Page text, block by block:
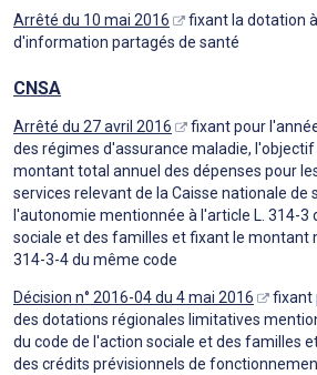
Arrêté du 10 mai 2016
fixant la dotation
d'information partagés de santé
CNSA
Arrêté du 27 avril 2016
fixant pour
des régimes d'assurance maladie,
montant total annuel des dépenses pour
services relevant de la Caisse nationale de
l'autonomie mentionnée à l'article L. 314-3
sociale et des familles et fixant le montant
314-3-4 du même code
Décision n° 2016-04 du 4 mai 2016
fixant
des dotations régionales limitatives
du code de l'action sociale et des familles
des crédits prévisionnels de